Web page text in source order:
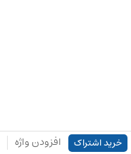
خرید اشتراک افزودن واژه